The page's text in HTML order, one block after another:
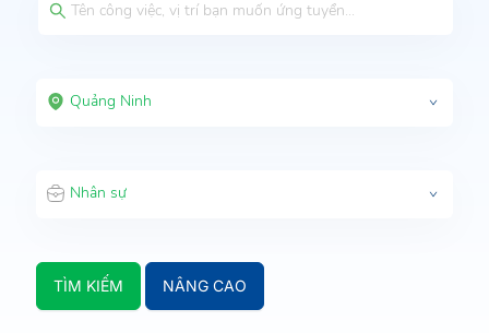
Quảng Ninh
Nhân sự
TÌM KIẾM NÂNG CAO